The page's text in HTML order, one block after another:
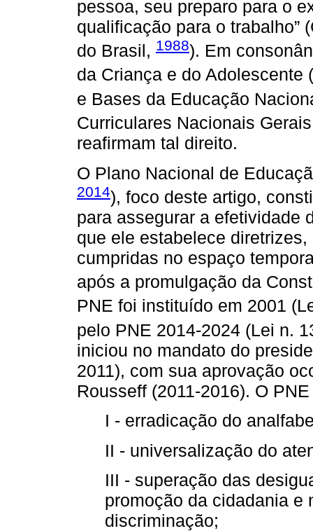
pessoa, seu preparo para o
qualificação para o trabalho”
do Brasil, 1988). Em
da Criança e do Adolescente
e Bases da Educação
Curriculares Nacionais
reafirmam tal direito.
O Plano Nacional de
2014), foco deste artigo,
para assegurar a efetividade
que ele estabelece
cumpridas no espaço
após a promulgação da
PNE foi instituído em 2001
pelo PNE 2014-2024 (Lei n.
iniciou no mandato do
2011), com sua aprovação
Rousseff (2011-2016). O
I - erradicação do
II - universalização do
III - superação das
promoção da cidadania e
discriminação;